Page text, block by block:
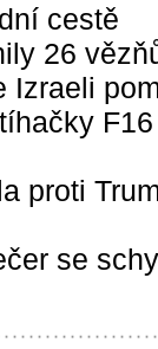
cestě
26
Izraeli
proti
se